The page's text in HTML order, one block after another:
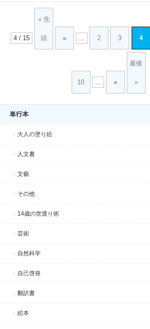
4 / 15
« 先
頭 « 2 3 4
10 »
最後
»
単行本
大人の塗り絵
人文書
文藝
その他
14歳の世渡り術
芸術
自然科学
自己啓発
翻訳書
絵本